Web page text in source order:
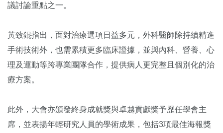
議討論重點之一。
黃致錕指出，面對治療選項日益多元，外科醫師除持續精進
手術技術外，也需累積更多臨床證據，並與內科、營養、心
理及運動等跨專業團隊合作，提供病人更完整且個別化的治
療方案。
此外，大會亦頒發終身成就獎與卓越貢獻獎予歷任學會主
席，並表揚年輕研究人員的學術成果，包括3項最佳海報獎